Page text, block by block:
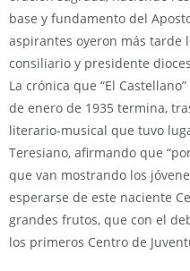
base y fundamento del
aspirantes oyeron más tarde
consiliario y presidente
La crónica que “El
de enero de 1935 termina,
literario-musical que tuvo
Teresiano, afirmando que
que van mostrando los
esperarse de este naciente
grandes frutos, que con el
los primeros Centro de